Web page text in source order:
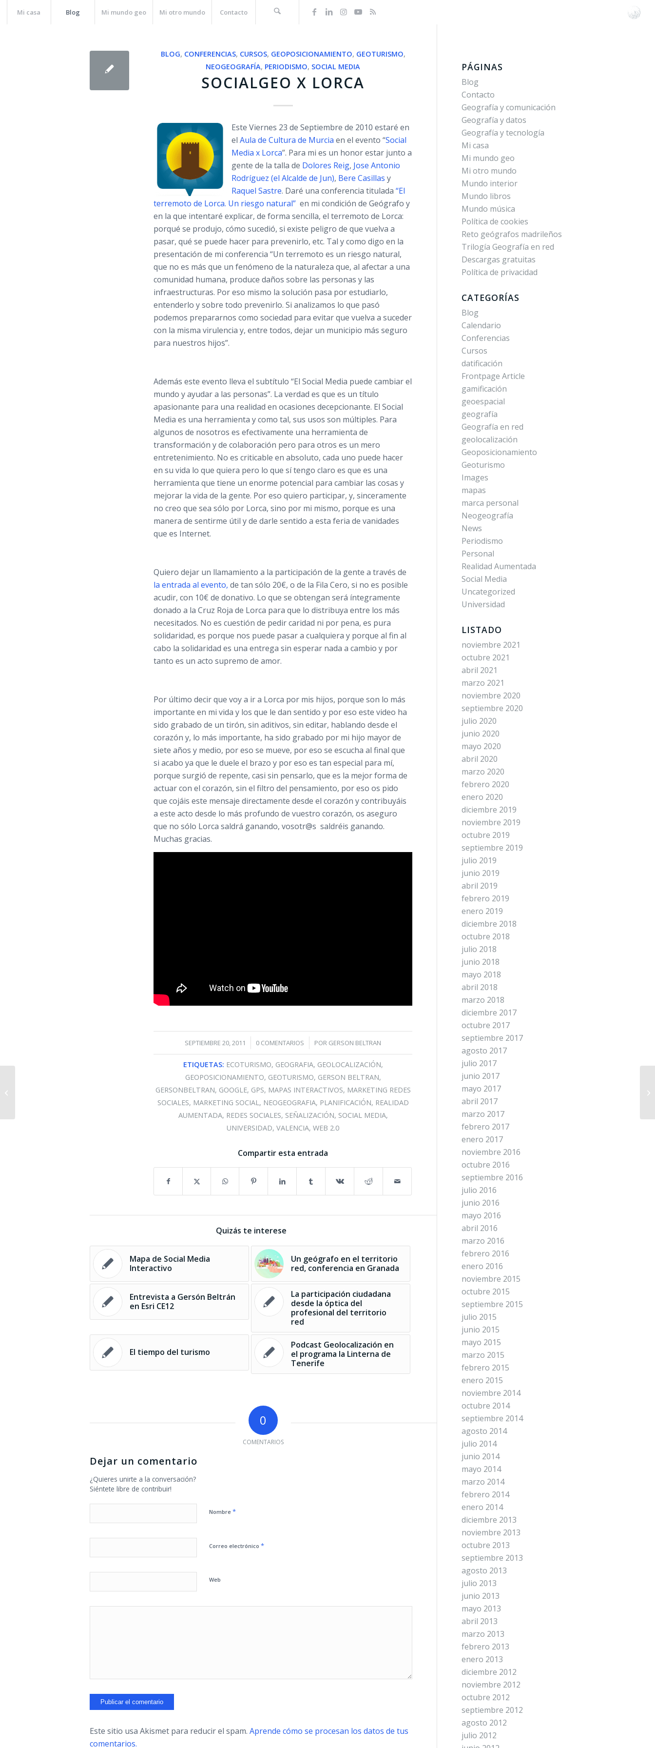
Mi casa Blog Mi mundo geo Mi otro mundo Contacto
BLOG, CONFERENCIAS, CURSOS, GEOPOSICIONAMIENTO, GEOTURISMO,
NEOGEOGRAFÍA, PERIODISMO, SOCIAL MEDIA
SOCIALGEO X LORCA
Este Viernes 23 de Septiembre de 2010 estaré en
elAula de Cultura de Murcia en el evento “Social
Media x Lorca”. Para mi es un honor estar junto a
gente de la talla de Dolores Reig, Jose Antonio
Rodríguez (el Alcalde de Jun), Bere Casillas y
Raquel Sastre. Daré una conferencia titulada“El
terremoto de Lorca. Un riesgo natural” en mi condición de Geógrafo y
en la que intentaré explicar, de forma sencilla, el terremoto de Lorca:
porqué se produjo, cómo sucedió, si existe peligro de que vuelva a
pasar, qué se puede hacer para prevenirlo, etc. Tal y como digo en la
presentación de mi conferencia “Un terremoto es un riesgo natural,
que no es más que un fenómeno de la naturaleza que, al afectar a una
comunidad humana, produce daños sobre las personas y las
infraestructuras. Por eso mismo la solución pasa por estudiarlo,
entenderlo y sobre todo prevenirlo. Si analizamos lo que pasó
podemos prepararnos como sociedad para evitar que vuelva a suceder
con la misma virulencia y, entre todos, dejar un municipio más seguro
para nuestros hijos”.
Además este evento lleva el subtítulo “El Social Media puede cambiar el
mundo y ayudar a las personas”. La verdad es que es un título
apasionante para una realidad en ocasiones decepcionante. El Social
Media es una herramienta y como tal, sus usos son múltiples. Para
algunos de nosotros es efectivamente una herramienta de
transformación y de colaboración pero para otros es un mero
entretenimiento. No es criticable en absoluto, cada uno puede hacer
en su vida lo que quiera pero lo que sí tengo claro es que es una
herramienta que tiene un enorme potencial para cambiar las cosas y
mejorar la vida de la gente. Por eso quiero participar, y, sinceramente
no creo que sea sólo por Lorca, sino por mi mismo, porque es una
manera de sentirme útil y de darle sentido a esta feria de vanidades
que es Internet.
Quiero dejar un llamamiento a la participación de la gente a través de
la entrada al evento, de tan sólo 20€, o de la Fila Cero, si no es posible
acudir, con 10€ de donativo. Lo que se obtengan será íntegramente
donado a la Cruz Roja de Lorca para que lo distribuya entre los más
necesitados. No es cuestión de pedir caridad ni por pena, es pura
solidaridad, es porque nos puede pasar a cualquiera y porque al fin al
cabo la solidaridad es una entrega sin esperar nada a cambio y por
tanto es un acto supremo de amor.
Por último decir que voy a ir a Lorca por mis hijos, porque son lo más
importante en mi vida y los que le dan sentido y por eso este video ha
sido grabado de un tirón, sin aditivos, sin editar, hablando desde el
corazón y, lo más importante, ha sido grabado por mi hijo mayor de
siete años y medio, por eso se mueve, por eso se escucha al final que
si acabo ya que le duele el brazo y por eso es tan especial para mí,
porque surgió de repente, casi sin pensarlo, que es la mejor forma de
actuar con el corazón, sin el filtro del pensamiento, por eso os pido
que cojáis este mensaje directamente desde el corazón y contribuyáis
a este acto desde lo más profundo de vuestro corazón, os aseguro
que no sólo Lorca saldrá ganando, vosotr@s saldréis ganando.
Muchas gracias.
SEPTIEMBRE 20, 2011
/ 0 COMENTARIOS
/ POR GERSON BELTRAN
ETIQUETAS: ECOTURISMO, GEOGRAFIA, GEOLOCALIZACIÓN,
GEOPOSICIONAMIENTO, GEOTURISMO, GERSON BELTRAN,
GERSONBELTRAN, GOOGLE, GPS, MAPAS INTERACTIVOS, MARKETING REDES
SOCIALES, MARKETING SOCIAL, NEOGEOGRAFIA, PLANIFICACIÓN, REALIDAD
AUMENTADA, REDES SOCIALES, SEÑALIZACIÓN, SOCIAL MEDIA,
UNIVERSIDAD,VALENCIA,WEB 2.0
Compartir esta entrada
Quizás te interese
Mapa de Social Media
Interactivo
Un geógrafo en el territorio
red, conferencia en Granada
Entrevista a Gersón Beltrán
en Esri CE12
La participación ciudadana
desde la óptica del
profesional del territorio
red
El tiempo del turismo
Podcast Geolocalización en
el programa la Linterna de
Tenerife
0
COMENTARIOS
Dejar un comentario
¿Quieres unirte a la conversación?
Siéntete libre de contribuir!
Nombre*
Correo electrónico*
Web
Este sitio usa Akismet para reducir el spam.Aprende cómo se procesan los datos de tus
comentarios.
PÁGINAS
Blog
Contacto
Geografía y comunicación
Geografía y datos
Geografía y tecnología
Mi casa
Mi mundo geo
Mi otro mundo
Mundo interior
Mundo libros
Mundo música
Política de cookies
Reto geógrafos madrileños
Trilogía Geografía en red
Descargas gratuitas
Política de privacidad
CATEGORÍAS
Blog
Calendario
Conferencias
Cursos
datificación
Frontpage Article
gamificación
geoespacial
geografía
Geografía en red
geolocalización
Geoposicionamiento
Geoturismo
Images
mapas
marca personal
Neogeografía
News
Periodismo
Personal
Realidad Aumentada
Social Media
Uncategorized
Universidad
LISTADO
noviembre 2021
octubre 2021
abril 2021
marzo 2021
noviembre 2020
septiembre 2020
julio 2020
junio 2020
mayo 2020
abril 2020
marzo 2020
febrero 2020
enero 2020
diciembre 2019
noviembre 2019
octubre 2019
septiembre 2019
julio 2019
junio 2019
abril 2019
febrero 2019
enero 2019
diciembre 2018
octubre 2018
julio 2018
junio 2018
mayo 2018
abril 2018
marzo 2018
diciembre 2017
octubre 2017
septiembre 2017
agosto 2017
julio 2017
junio 2017
mayo 2017
abril 2017
marzo 2017
febrero 2017
enero 2017
noviembre 2016
octubre 2016
septiembre 2016
julio 2016
junio 2016
mayo 2016
abril 2016
marzo 2016
febrero 2016
enero 2016
noviembre 2015
octubre 2015
septiembre 2015
julio 2015
junio 2015
mayo 2015
marzo 2015
febrero 2015
enero 2015
noviembre 2014
octubre 2014
septiembre 2014
agosto 2014
julio 2014
junio 2014
mayo 2014
marzo 2014
febrero 2014
enero 2014
diciembre 2013
noviembre 2013
octubre 2013
septiembre 2013
agosto 2013
julio 2013
junio 2013
mayo 2013
abril 2013
marzo 2013
febrero 2013
enero 2013
diciembre 2012
noviembre 2012
octubre 2012
septiembre 2012
agosto 2012
julio 2012